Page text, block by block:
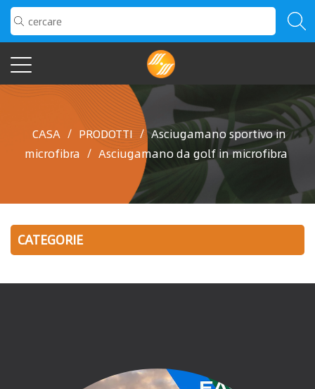
CASA / PRODOTTI / Asciugamano sportivo in
microfibra / Asciugamano da golf in microfibra
CATEGORIE